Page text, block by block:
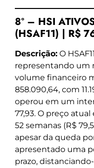
8º – HSI
(HSAF11) | R$
Descrição: O
representando um
volume financeiro
858.090,64, com
operou em um
77,93. O preço
52 semanas (R$
apesar da queda
apresentado uma
prazo,